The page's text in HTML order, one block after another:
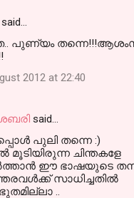
said…
പുണ്യം
2012 at 22:40
ശബരി said…
പുലി തന്നെ :)
മൂടിയിരുന്ന ചിന്തകളേ
ഈ ഭാഷയുടെ
സാധിച്ചതില്‍
..